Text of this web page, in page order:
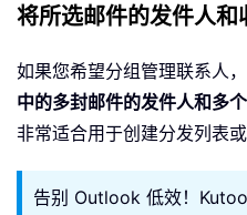
将所选邮件的发件人
如果您希望分组管理联系人，
中的多封邮件的发件人和多
非常适合用于创建分发列表或
告别 Outlook 低效！